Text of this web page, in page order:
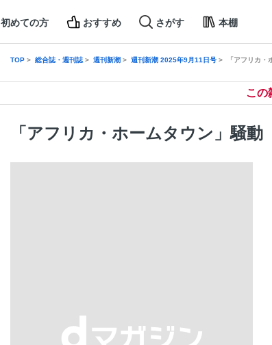
初めての方 おすすめ さがす 本棚
TOP 総合誌・週刊誌 週刊新潮 週刊新潮 2025年9月11日号 「アフリカ
この
「アフリカ・ホームタウン」騒